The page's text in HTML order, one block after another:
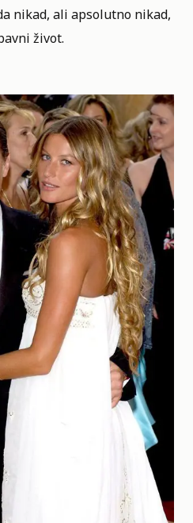
nikad, ali apsolutno nikad,
život.